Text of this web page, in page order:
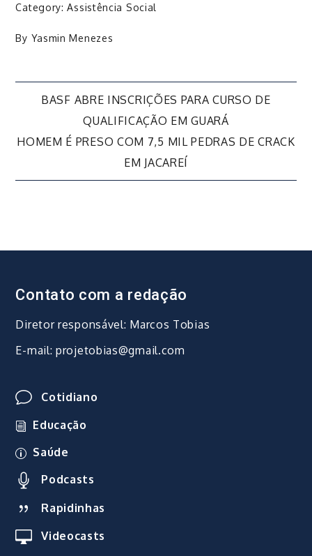
Category:Assistência Social
By Yasmin Menezes
Navegação
de
Post
BASF ABRE INSCRIÇÕES PARA CURSO DE
QUALIFICAÇÃO EM GUARÁ
HOMEM É PRESO COM 7,5 MIL PEDRAS DE CRACK
EM JACAREÍ
Contato com a redação
Diretor responsável: Marcos Tobias
E-mail: projetobias@gmail.com
Cotidiano
Educação
Saúde
Podcasts
Rapidinhas
Videocasts